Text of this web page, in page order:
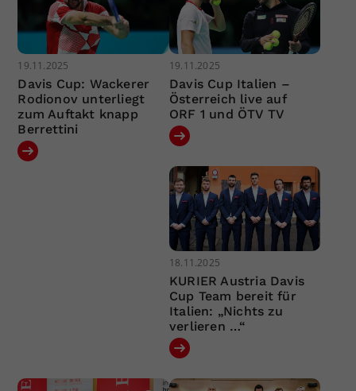
19.11.2025
Davis Cup: Wackerer
Rodionov unterliegt
zum Auftakt knapp
Berrettini
19.11.2025
Davis Cup Italien –
Österreich live auf
ORF 1 und ÖTV TV
18.11.2025
KURIER Austria Davis
Cup Team bereit für
Italien: „Nichts zu
verlieren …“